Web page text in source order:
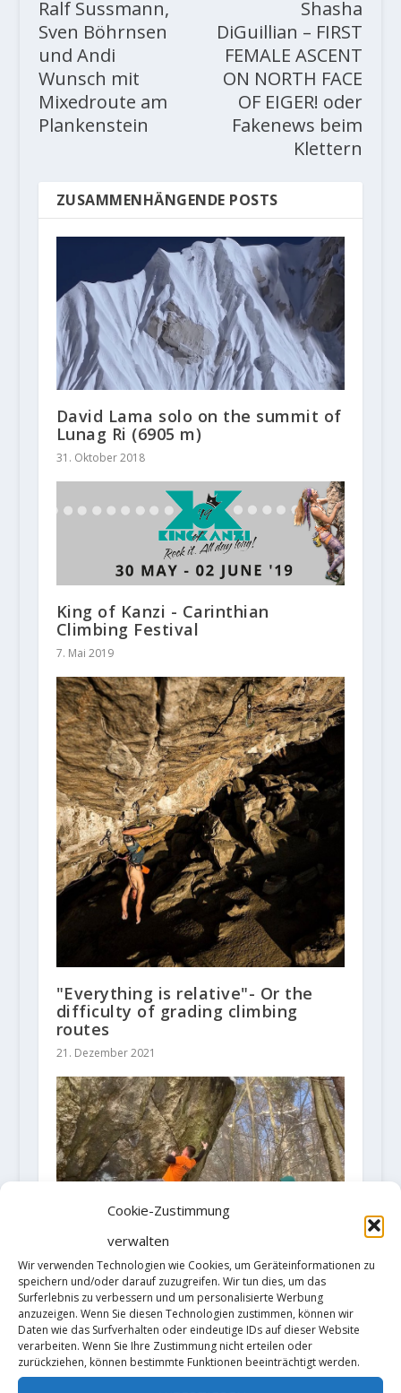
Cookie-Zustimmung
verwalten
Wir verwenden Technologien wie Cookies, um Geräteinformationen zu
speichern und/oder darauf zuzugreifen. Wir tun dies, um das
Surferlebnis zu verbessern und um personalisierte Werbung
anzuzeigen. Wenn Sie diesen Technologien zustimmen, können wir
Daten wie das Surfverhalten oder eindeutige IDs auf dieser Website
verarbeiten. Wenn Sie Ihre Zustimmung nicht erteilen oder
zurückziehen, können bestimmte Funktionen beeinträchtigt werden.
Ralf Sussmann,
Sven Böhrnsen
und Andi
Wunsch mit
Mixedroute am
Plankenstein
Shasha
DiGuillian – FIRST
FEMALE ASCENT
ON NORTH FACE
OF EIGER! oder
Fakenews beim
Klettern
ZUSAMMENHÄNGENDE POSTS
David Lama solo on the summit of
Lunag Ri (6905 m)
31. Oktober 2018
King of Kanzi - Carinthian
Climbing Festival
7. Mai 2019
"Everything is relative"- Or the
difficulty of grading climbing
routes
21. Dezember 2021
'Witchcraft' 8C FA by Nicolai Užnik
2. Januar 2021